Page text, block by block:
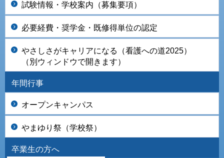
試験情報・学校案内（募集要項）
必要経費・奨学金・既修得単位の認定
やさしさがキャリアになる（看護への道2025）
（別ウィンドウで開きます）
年間行事
オープンキャンパス
やまゆり祭（学校祭）
卒業生の方へ